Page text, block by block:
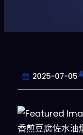
2025-07-05
香煎豆腐佐水油